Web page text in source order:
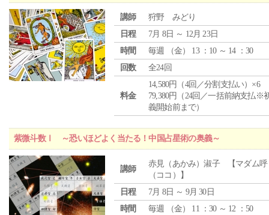
講師
狩野 みどり
日程
7月 8日 ～ 12月 23日
時間
毎週 （金） 13 ：10 ～ 14 ：30
回数
全24回
料金
14,580円（4回／分割支払い）×6
79,380円（24回／一括前納支払※
義開始前まで）
紫微斗数Ⅰ ～恐いほどよく当たる！中国占星術の奥義～
講師
赤見（あかみ）淑子 【マダム呼
（ココ）】
日程
7月 8日 ～ 9月 30日
時間
毎週 （金） 11 ：30 ～ 12 ：50